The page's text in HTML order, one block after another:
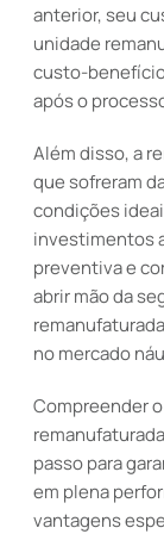
anterior, seu
unidade
custo-
após o
Além disso, a
que sofreram
condições
investimentos
preventiva e
abrir mão da
no mercado
Compreender o
passo para
em plena
vantagens